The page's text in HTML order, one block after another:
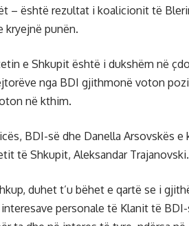
– është rezultat i koalicionit të
kryejnë punën.
e Shkupit është i dukshëm në
nga BDI gjithmonë voton
në kthim.
BDI-së dhe Danella Arsovskës
të Shkupit, Aleksandar Trajanovski.
duhet t’u bëhet e qartë se i
personale të Klanit të